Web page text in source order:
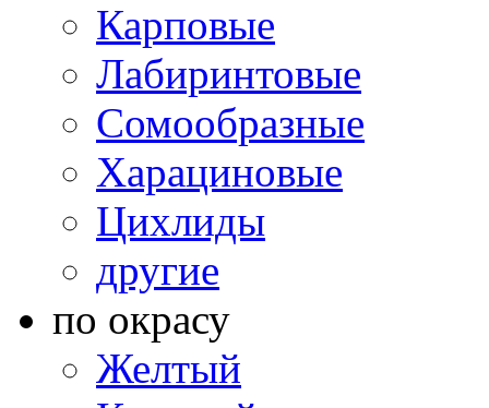
Карповые
Лабиринтовые
Сомообразные
Харациновые
Цихлиды
другие
по окрасу
Желтый